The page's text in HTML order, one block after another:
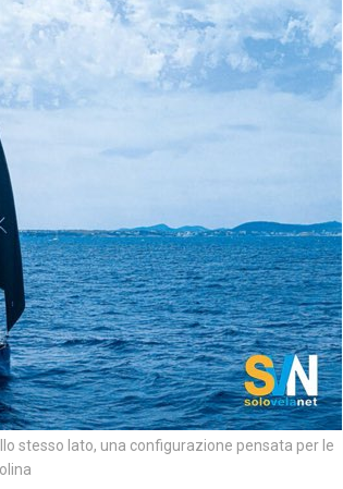
stesso lato, una configurazione pensata per le